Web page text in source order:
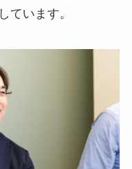
ています。